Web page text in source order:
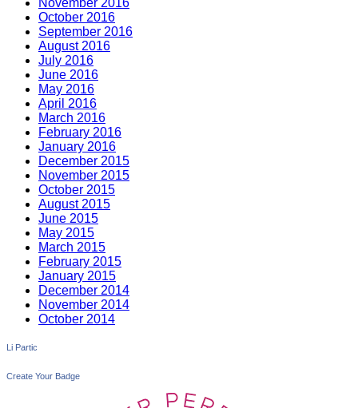
November 2016
October 2016
September 2016
August 2016
July 2016
June 2016
May 2016
April 2016
March 2016
February 2016
January 2016
December 2015
November 2015
October 2015
August 2015
June 2015
May 2015
March 2015
February 2015
January 2015
December 2014
November 2014
October 2014
Li Partic
Create Your Badge